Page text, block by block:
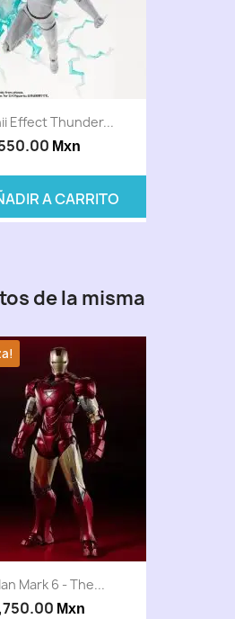
Effect Thunder...
Mxn
A CARRITO
de la misma
Mark 6 - The...
Mxn